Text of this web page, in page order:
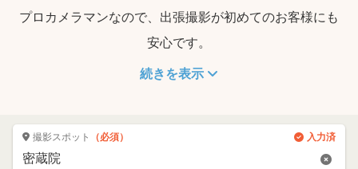
プロカメラマンなので、出張撮影が初めてのお客様にも
安心です。
続きを表示
撮影スポット （必須） 入力済